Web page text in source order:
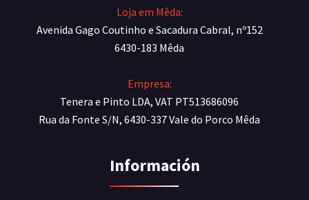
Loja em Mêda:
Avenida Gago Coutinho e Sacadura Cabral, nº152
6430-183 Mêda
Empresa:
Tenera e Pinto LDA, VAT PT513686096
Rua da Fonte S/N, 6430-337 Vale do Porco Mêda
Información